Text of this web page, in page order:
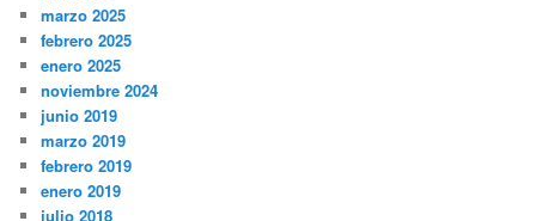
marzo 2025
febrero 2025
enero 2025
noviembre 2024
junio 2019
marzo 2019
febrero 2019
enero 2019
julio 2018